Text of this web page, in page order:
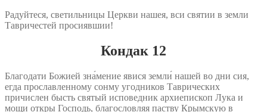
Радуйтеся, светильницы Церкви нашея, вси святии в земли
Тавричестей просиявшии!
Кондак 12
Благодати Божией зна́мение явися земли́ нашей во дни сия,
егда прославленному сонму угодников Таврических
причислен бысть святый исповедник архиепископ Лука и
мощи откры Господь, благословляя паству Крымскую в